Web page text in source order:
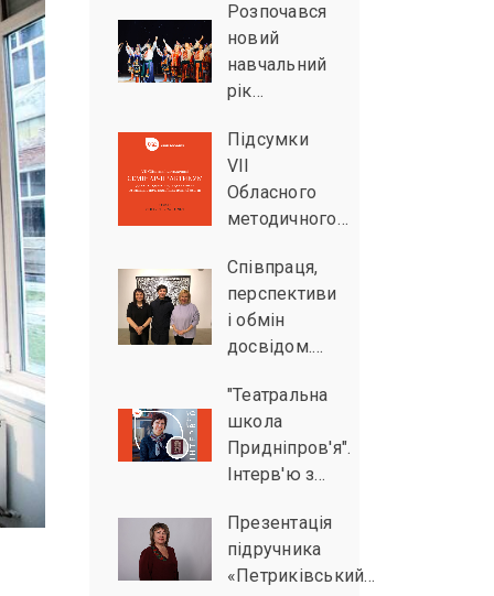
Розпочався
новий
навчальний
рік…
Підсумки
VІІ
Обласного
методичного…
Співпраця,
перспективи
і обмін
досвідом.…
"Театральна
школа
Придніпров'я".
Інтерв'ю з…
Презентація
підручника
«Петриківський…